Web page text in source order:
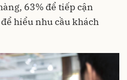
63% để tiếp cận
hiểu nhu cầu khách